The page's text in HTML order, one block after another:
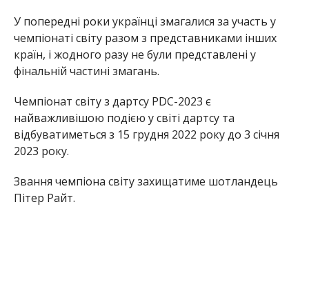
У попередні роки українці змагалися за участь у
чемпіонаті світу разом з представниками інших
країн, і жодного разу не були представлені у
фінальній частині змагань.
Чемпіонат світу з дартсу PDC-2023 є
найважливішою подією у світі дартсу та
відбуватиметься з 15 грудня 2022 року до 3 січня
2023 року.
Звання чемпіона світу захищатиме шотландець
Пітер Райт.